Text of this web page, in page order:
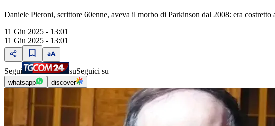
Daniele Pieroni, scrittore 60enne, aveva il morbo di Parkinson dal 2008: era
11 Giu 2025 - 13:01
11 Giu 2025 - 13:01
Segui suSeguici su
whatsapp discover